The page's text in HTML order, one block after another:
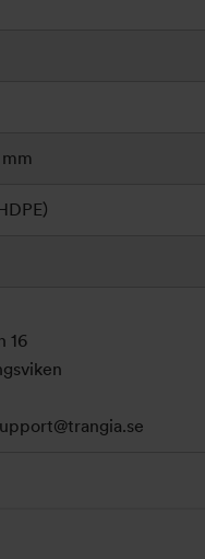
16